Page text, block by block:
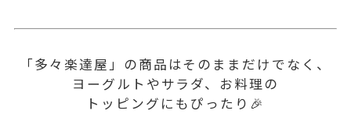
「多々楽達屋」の商品はそのままだけでなく、
ヨーグルトやサラダ、お料理の
トッピングにもぴったり🎉